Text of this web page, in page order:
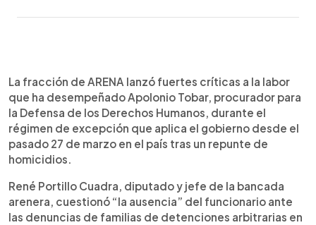
► Escuchar artículo
La fracción de ARENA lanzó fuertes críticas a la labor
que ha desempeñado Apolonio Tobar, procurador para
la Defensa de los Derechos Humanos, durante el
régimen de excepción que aplica el gobierno desde el
pasado 27 de marzo en el país tras un repunte de
homicidios.
René Portillo Cuadra, diputado y jefe de la bancada
arenera, cuestionó “la ausencia” del funcionario ante
las denuncias de familias de detenciones arbitrarias en